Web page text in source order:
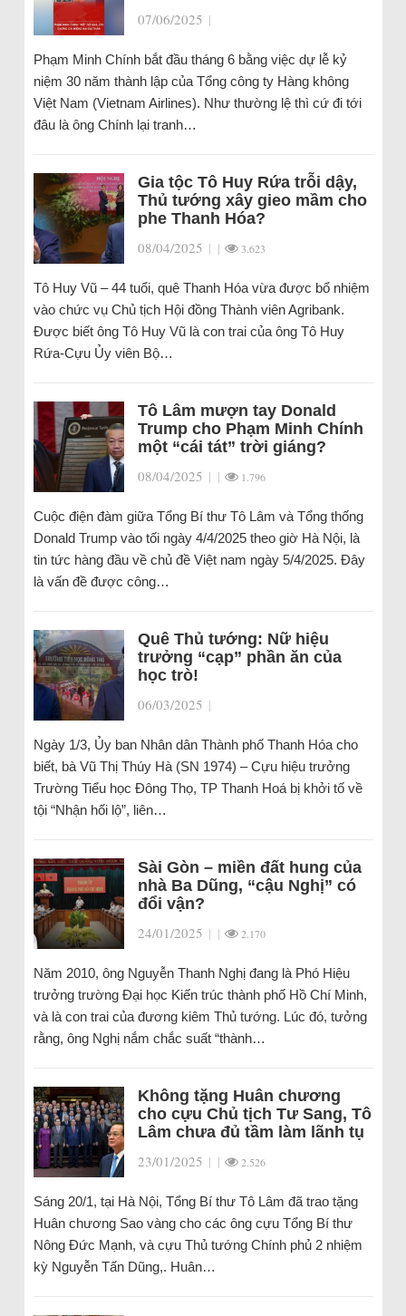
07/06/2025 |
Phạm Minh Chính bắt đầu tháng 6 bằng việc dự lễ kỷ
niệm 30 năm thành lập của Tổng công ty Hàng không
Việt Nam (Vietnam Airlines). Như thường lệ thì cứ đi tới
đâu là ông Chính lại tranh…
Gia tộc Tô Huy Rứa trỗi dậy,
Thủ tướng xây gieo mầm cho
phe Thanh Hóa?
08/04/2025 | | 3.623
Tô Huy Vũ – 44 tuổi, quê Thanh Hóa vừa được bổ nhiệm
vào chức vụ Chủ tịch Hội đồng Thành viên Agribank.
Được biết ông Tô Huy Vũ là con trai của ông Tô Huy
Rứa-Cựu Ủy viên Bộ…
Tô Lâm mượn tay Donald
Trump cho Phạm Minh Chính
một “cái tát” trời giáng?
08/04/2025 | | 1.796
Cuộc điện đàm giữa Tổng Bí thư Tô Lâm và Tổng thống
Donald Trump vào tối ngày 4/4/2025 theo giờ Hà Nội, là
tin tức hàng đầu về chủ đề Việt nam ngày 5/4/2025. Đây
là vấn đề được công…
Quê Thủ tướng: Nữ hiệu
trưởng “cạp” phần ăn của
học trò!
06/03/2025 |
Ngày 1/3, Ủy ban Nhân dân Thành phố Thanh Hóa cho
biết, bà Vũ Thị Thúy Hà (SN 1974) – Cựu hiệu trưởng
Trường Tiểu học Đông Thọ, TP Thanh Hoá bị khởi tố về
tội “Nhận hối lộ”, liên…
Sài Gòn – miền đất hung của
nhà Ba Dũng, “cậu Nghị” có
đổi vận?
24/01/2025 | | 2.170
Năm 2010, ông Nguyễn Thanh Nghị đang là Phó Hiệu
trưởng trường Đại học Kiến trúc thành phố Hồ Chí Minh,
và là con trai của đương kiêm Thủ tướng. Lúc đó, tưởng
rằng, ông Nghị nắm chắc suất “thành…
Không tặng Huân chương
cho cựu Chủ tịch Tư Sang, Tô
Lâm chưa đủ tầm làm lãnh tụ
23/01/2025 | | 2.526
Sáng 20/1, tại Hà Nội, Tổng Bí thư Tô Lâm đã trao tặng
Huân chương Sao vàng cho các ông cựu Tổng Bí thư
Nông Đức Mạnh, và cựu Thủ tướng Chính phủ 2 nhiệm
kỳ Nguyễn Tấn Dũng,. Huân…